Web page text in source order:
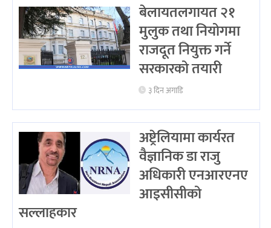
बेलायतलगायत २१
मुलुक तथा नियोगमा
राजदूत नियुक्त गर्ने
सरकारको तयारी
३ दिन अगाडि
अष्ट्रेलियामा कार्यरत
वैज्ञानिक डा राजु
अधिकारी एनआरएनए
आइसीसीको
सल्लाहकार